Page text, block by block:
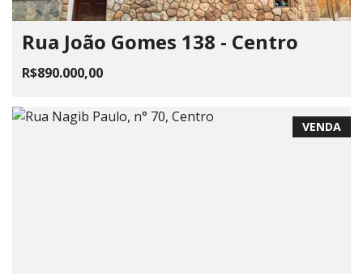
Rua João Gomes 138 - Centro
R$890.000,00
VENDA